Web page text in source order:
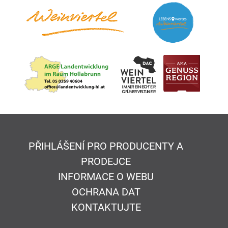
PŘIHLÁŠENÍ PRO PRODUCENTY A
PRODEJCE
INFORMACE O WEBU
OCHRANA DAT
KONTAKTUJTE